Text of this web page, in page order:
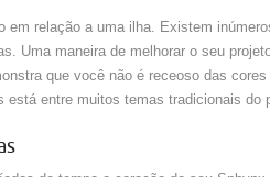
relação a uma ilha. Existem
Uma maneira de melhorar o seu
que você não é receoso das
entre muitos temas tradicionais do